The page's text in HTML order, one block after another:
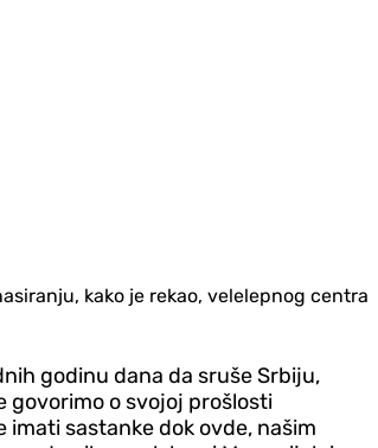
kako je rekao, velelepnog centra
godinu dana da sruše Srbiju,
govorimo o svojoj prošlosti
sastanke dok ovde, našim